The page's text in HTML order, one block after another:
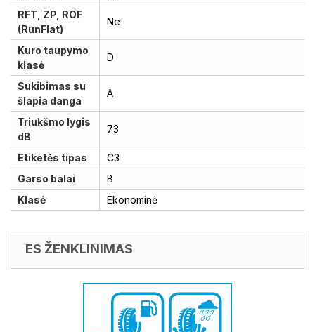
RFT, ZP, ROF
(RunFlat)
Ne
Kuro taupymo
klasė
D
Sukibimas su
šlapia danga
A
Triukšmo lygis
dB
73
Etiketės tipas
C3
Garso balai
B
Klasė
Ekonominė
ES ŽENKLINIMAS